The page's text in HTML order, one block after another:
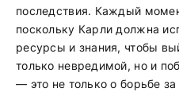
последствия. Каждый
поскольку Карли должна
ресурсы и знания, чтобы
только невредимой, но и
— это не только о борьбе